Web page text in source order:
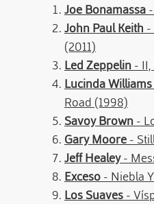
Joe Bonamassa
John Paul Keith -
(2011)
Led Zeppelin -
Lucinda Williams
Road (1998)
Savoy Brown -
Gary Moore -
Jeff Healey-
Exceso - Niebla
Los Suaves -